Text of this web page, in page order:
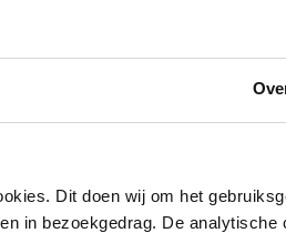
Dit doen wij om het
in bezoekgedrag. De analytische